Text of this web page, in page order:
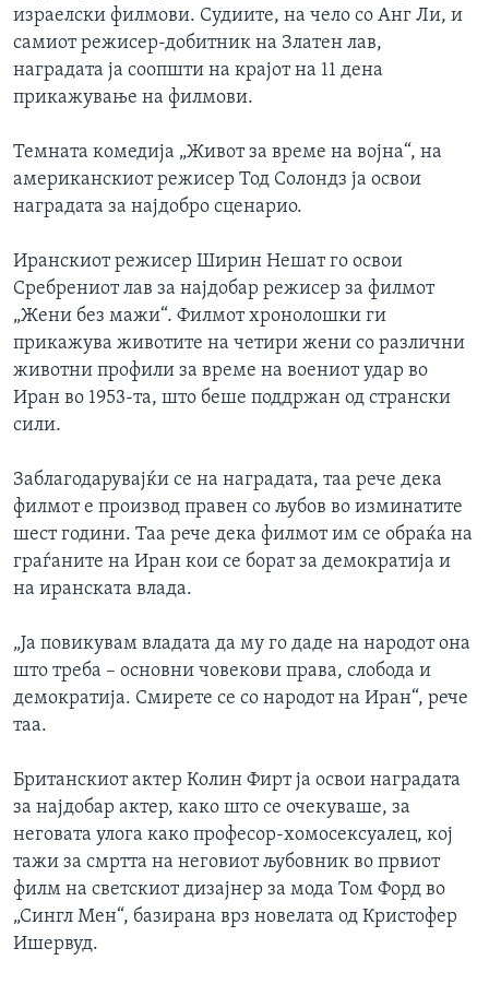
израелски филмови. Судиите, на чело со Анг Ли, и
самиот режисер-добитник на Златен лав,
наградата ја соопшти на крајот на 11 дена
прикажување на филмови.
Темната комедија „Живот за време на војна“, на
американскиот режисер Тод Солондз ја освои
наградата за најдобро сценарио.
Иранскиот режисер Ширин Нешат го освои
Сребрениот лав за најдобар режисер за филмот
„Жени без мажи“. Филмот хронолошки ги
прикажува животите на четири жени со различни
животни профили за време на воениот удар во
Иран во 1953-та, што беше поддржан од странски
сили.
Заблагодарувајќи се на наградата, таа рече дека
филмот е производ правен со љубов во изминатите
шест години. Таа рече дека филмот им се обраќа на
граѓаните на Иран кои се борат за демократија и
на иранската влада.
„Ја повикувам владата да му го даде на народот она
што треба – основни човекови права, слобода и
демократија. Смирете се со народот на Иран“, рече
таа.
Британскиот актер Колин Фирт ја освои наградата
за најдобар актер, како што се очекуваше, за
неговата улога како професор-хомосексуалец, кој
тажи за смртта на неговиот љубовник во првиот
филм на светскиот дизајнер за мода Том Форд во
„Сингл Мен“, базирана врз новелата од Кристофер
Ишервуд.